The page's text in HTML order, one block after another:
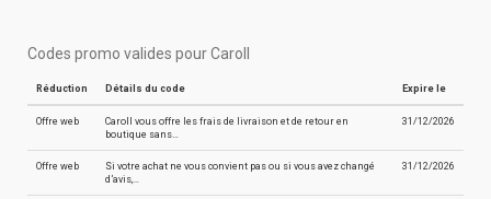
Codes promo valides pour Caroll
Réduction Détails du code Expire le
Offre web
Caroll vous offre les frais de livraison et de retour en
boutique sans…
31/12/2026
Offre web
Si votre achat ne vous convient pas ou si vous avez changé
d’avis,…
31/12/2026